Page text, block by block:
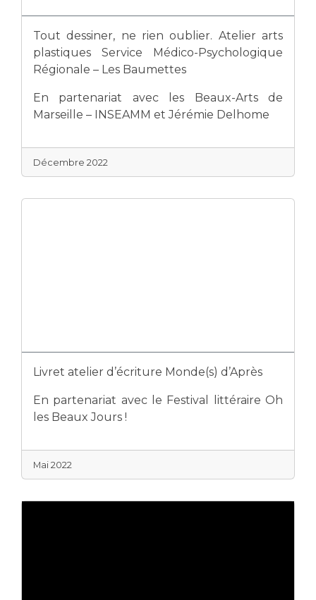
Tout dessiner, ne rien oublier. Atelier arts
plastiques Service Médico-Psychologique
Régionale – Les Baumettes
En partenariat avec les Beaux-Arts de
Marseille – INSEAMM et Jérémie Delhome
Décembre 2022
Livret atelier d’écriture Monde(s) d’Après
En partenariat avec le Festival littéraire Oh
les Beaux Jours !
Mai 2022